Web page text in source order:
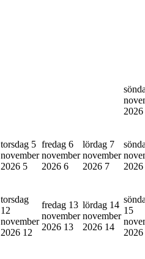
2026
torsdag 5
november
2026 5
fredag 6
november
2026 6
lördag 7
november
2026 7
2026
torsdag
12
november
2026 12
fredag 13
november
2026 13
lördag 14
november
2026 14
15
2026